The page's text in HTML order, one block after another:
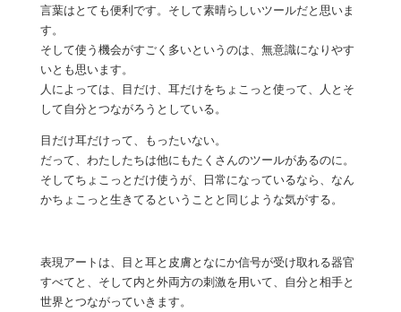
言葉はとても便利です。そして素晴らしいツールだと思いま
す。
そして使う機会がすごく多いというのは、無意識になりやす
いとも思います。
人によっては、目だけ、耳だけをちょこっと使って、人とそ
して自分とつながろうとしている。
目だけ耳だけって、もったいない。
だって、わたしたちは他にもたくさんのツールがあるのに。
そしてちょこっとだけ使うが、日常になっているなら、なん
かちょこっと生きてるということと同じような気がする。
表現アートは、目と耳と皮膚となにか信号が受け取れる器官
すべてと、そして内と外両方の刺激を用いて、自分と相手と
世界とつながっていきます。